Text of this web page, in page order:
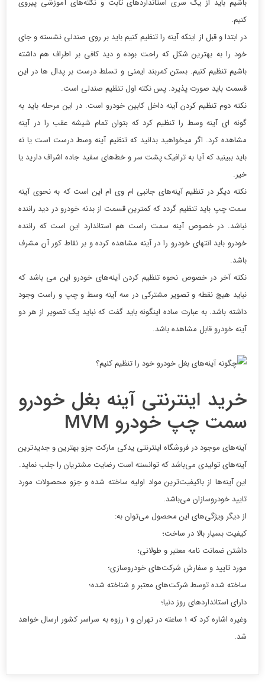
کنیم.
در ابتدا و قبل از اینکه آینه را تنظیم کنیم باید بر روی صندلی نشسته و جای
خود را به بهترین شکل که راحت بوده و دید کافی بر اطراف هم داشته
باشیم تنظیم کنیم. بستن کمربند ایمنی و تسلط درست بر پدال ها در این
قسمت باید صورت پذیرد. پس نکته اول تنظیم صندلی است.
نکته دوم تنظیم کردن آینه داخل کابین خودرو است. در این مرحله باید به
گونه ای آینه وسط را تنظیم کرد که بتوان تمام شیشه عقب را در آینه
مشاهده کرد. اگر میخواهید بدانید که تنظیم آینه وسط درست است یا نه
باید ببینید که آیا به ترافیک پشت سر و خط‌های سفید جاده اشراف دارید یا
خیر.
نکته دیگر در تنظیم آینه‌های جانبی ام وی ام این است که به نحوی آینه
سمت چپ باید تنظیم گردد که کمترین قسمت از بدنه خودرو در دید راننده
نباشد. در خصوص آینه سمت راست هم استاندارد این است که راننده
خودرو باید انتهای خودرو را در آینه مشاهده کرده و بر نقاط کور آن مشرف
باشد.
نکته آخر در خصوص نحوه تنظیم کردن آینه‌های خودرو این می باشد که
نباید هیچ نقطه و تصویر مشترکی در سه آینه وسط و چپ و راست وجود
داشته باشد. به عبارت ساده اینگونه باید گفت که نباید یک تصویر از هر دو
آینه خودرو قابل مشاهده باشد.
خرید اینترنتی آینه بغل خودرو
سمت چپ خودرو MVM
آینه‌های موجود در فروشگاه اینترنتی یدکی مارکت جزو بهترین و جدیدترین
آینه‌های تولیدی می‌باشد که توانسته است رضایت مشتریان را جلب نماید.
این آینه‌ها از باکیفیت‌ترین مواد اولیه ساخته شده و جزو محصولات مورد
تایید خودروسازان می‌باشد.
از دیگر ویژگی‌های این محصول می‌توان به:
کیفیت بسیار بالا در ساخت؛
داشتن ضمانت نامه معتبر و طولانی؛
مورد تایید و سفارش شرکت‌های خودروسازی؛
ساخته شده توسط شرکت‌های معتبر و شناخته شده؛
دارای استانداردهای روز دنیا؛
وغیره اشاره کرد که 1 ساعته در تهران و 1 رزوه به سراسر کشور ارسال خواهد
شد.